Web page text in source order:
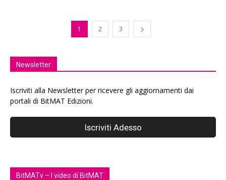
1 2 3
Newsletter
Iscriviti alla Newsletter per ricevere gli aggiornamenti dai
portali di BitMAT Edizioni.
BitMATv – I video di BitMAT